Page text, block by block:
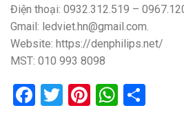
Điện thoại: 0932.312.519 –
Gmail: ledviet.hn@gmail.com.
Website: https://denphilips.net/
MST: 010 993 8098
Facebook
Twitter
Pinterest